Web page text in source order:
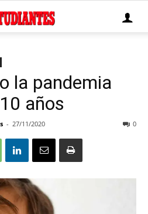
la pandemia
años
- 27/11/2020 0